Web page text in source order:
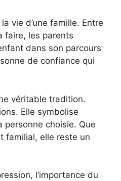
vie d’une famille. Entre
faire, les parents
dans son parcours
de confiance qui
véritable tradition.
Elle symbolise
personne choisie. Que
familial, elle reste un
l’importance du